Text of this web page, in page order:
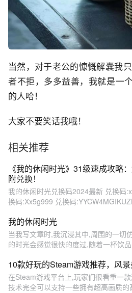
当然，对于老公的慷慨解囊我
者不拒，多多益善，我就是一
的人哈！
大家不要笑话我哦！
相关推荐
《我的休闲时光》31级速成攻略
附兑换！
我的休闲时光兑换码2024最新 兑换码
换码:Xx5g999 兑换码
我的休闲时光
当我写文章时,我沉浸其中,周围的一切
的时光会感觉很快的度过,随着一杯饮
10款好玩的Steam游戏推荐，风
在Steam游戏平台上,玩家们很看重一
技术完全可以支持一些拥有超高画质的